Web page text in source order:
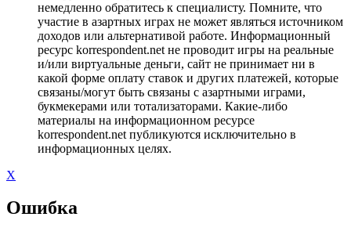
немедленно обратитесь к специалисту. Помните, что
участие в азартных играх не может являться источником
доходов или альтернативой работе. Информационный
ресурс korrespondent.net не проводит игры на реальные
и/или виртуальные деньги, сайт не принимает ни в
какой форме оплату ставок и других платежей, которые
связаны/могут быть связаны с азартными играми,
букмекерами или тотализаторами. Какие-либо
материалы на информационном ресурсе
korrespondent.net публикуются исключительно в
информационных целях.
X
Ошибка